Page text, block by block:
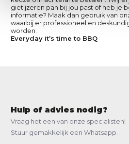
gietijzeren pan bij jou past of heb je
informatie? Maak dan gebruik van
waarbij er professioneel en
worden.
Everyday it’s time to BBQ
Hulp of advies nodig?
Vraag het een van onze specialisten!
Stuur gemakkelijk een Whatsapp.